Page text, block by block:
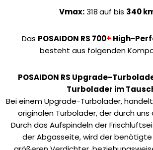
Vmax:318auf bis 340
Das POSAIDON RS 700+ High-
besteht aus folgenden
POSAIDON RS Upgrade-
Turbolader im
Bei einem Upgrade-Turbolader,
originalen Turbolader, der durch
Durch das Aufspindeln der
der Abgasseite, wird der benötigte